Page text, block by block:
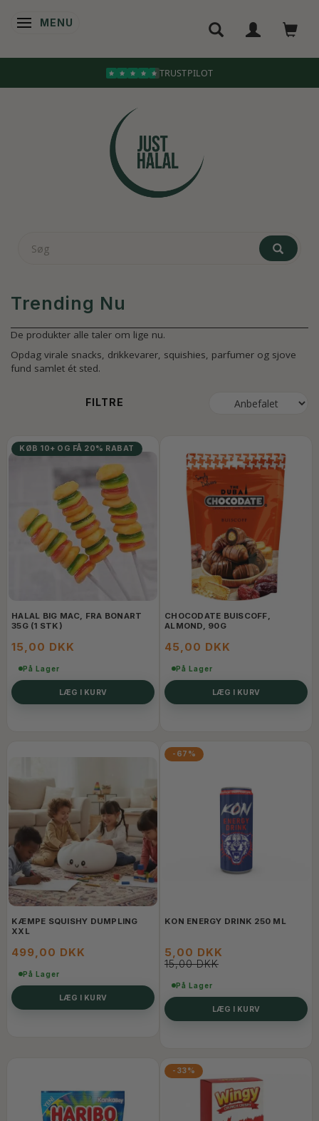
SKIFTE NAVIGATION
MENU
Trending Nu
De produkter alle taler om lige nu.
Opdag virale snacks, drikkevarer, squishies, parfumer og sjove
fund samlet ét sted.
FILTRE
KØB 10+ OG FÅ 20% RABAT
HALAL BIG MAC, FRA BONART
35G (1 STK)
15,00 DKK
På Lager
LÆG I KURV
CHOCODATE BUISCOFF,
ALMOND, 90G
45,00 DKK
På Lager
LÆG I KURV
KÆMPE SQUISHY DUMPLING
XXL
499,00 DKK
På Lager
LÆG I KURV
-67%
KON ENERGY DRINK 250 ML
5,00 DKK
15,00 DKK
På Lager
LÆG I KURV
-33%